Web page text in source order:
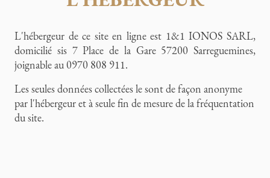
L'hébergeur de ce site en ligne est 1&1 IONOS SARL,
domicilié sis 7 Place de la Gare 57200 Sarreguemines,
joignable au 0970 808 911.
Les seules données collectées le sont de façon anonyme
par l'hébergeur et à seule fin de mesure de la fréquentation
du site.